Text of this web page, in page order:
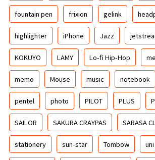
fountain pen frixion gelink
highlighter iPhone Jazz
KOKUYO LAMY Lo-fi Hip-Hop
memo Mouse music notebook
pentel photo PILOT PLUS
SAILOR SAKURA CRAYPAS SARASA
stationery sun-star Tombow uni